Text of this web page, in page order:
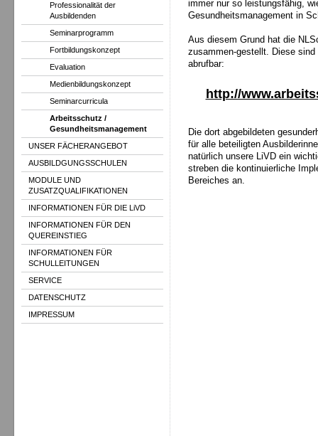
Professionalität der
Ausbildenden
Seminarprogramm
Fortbildungskonzept
Evaluation
Medienbildungskonzept
Seminarcurricula
Arbeitsschutz /
Gesundheitsmanagement
UNSER FÄCHERANGEBOT
AUSBILDGUNGSSCHULEN
MODULE UND
ZUSATZQUALIFIKATIONEN
INFORMATIONEN FÜR DIE LiVD
INFORMATIONEN FÜR DEN
QUEREINSTIEG
INFORMATIONEN FÜR
SCHULLEITUNGEN
SERVICE
DATENSCHUTZ
IMPRESSUM
immer nur so leistungsfähig,
Gesundheitsmanagement in
Aus diesem Grund hat die
zusammen-gestellt. Diese
abrufbar:
http://
Die dort abgebildeten
für alle beteiligten
natürlich unsere LiVD ein
streben die kontinuierliche
Bereiches an.